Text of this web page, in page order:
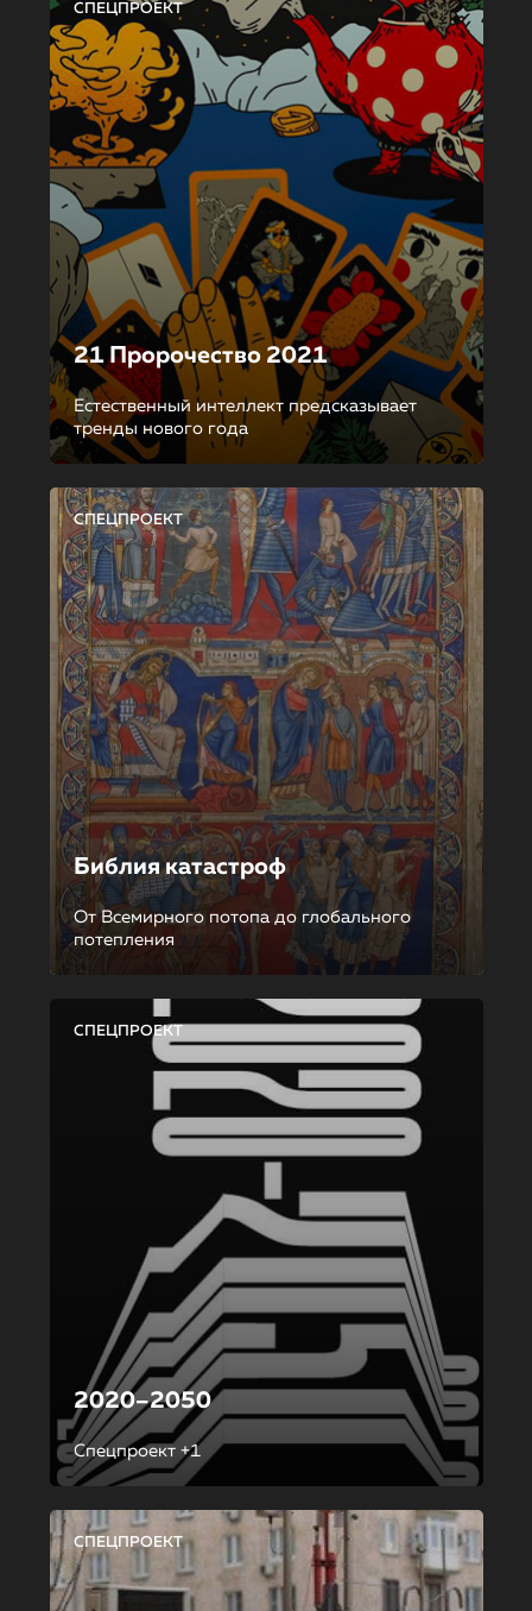
СПЕЦПРОЕКТ
21 Пророчество 2021
Естественный интеллект предсказывает
тренды нового года
СПЕЦПРОЕКТ
Библия катастроф
От Всемирного потопа до глобального
потепления
СПЕЦПРОЕКТ
2020–2050
Спецпроект +1
СПЕЦПРОЕКТ